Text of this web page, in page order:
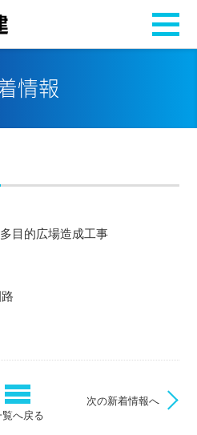
情報
的広場造成工事
次の新着情報へ
覧へ戻る